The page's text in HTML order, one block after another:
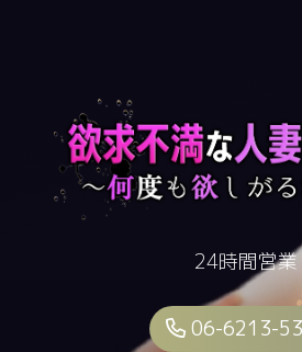
24時間営業
06-6213-